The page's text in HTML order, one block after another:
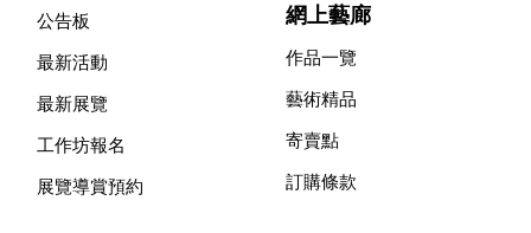
公告板
最新活動
最新展覽
工作坊報名
展覽導賞預約
網上藝廊
作品一覽
藝術精品
寄賣點
訂購條款